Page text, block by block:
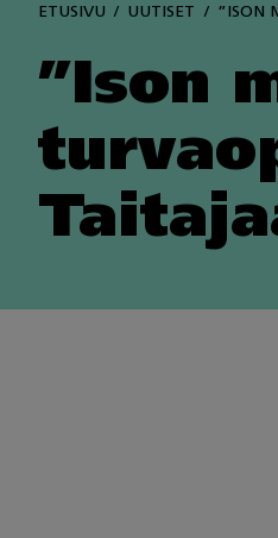
ETUSIVU UUTISET ”ISON
”Ison